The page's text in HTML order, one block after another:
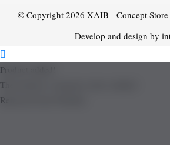
© Copyright 2026 XAIB - Concept Store
Develop and design by
Product added!
The product is already in the wishlist!
Removed from Wishlist